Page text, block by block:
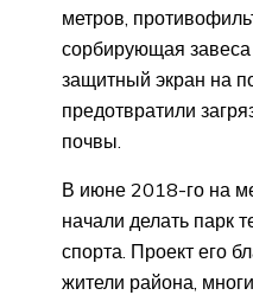
метров,
сорбирующая
защитный экран на
предотвратили
почвы.
В июне 2018-го на
начали делать парк
спорта. Проект его
жители района,